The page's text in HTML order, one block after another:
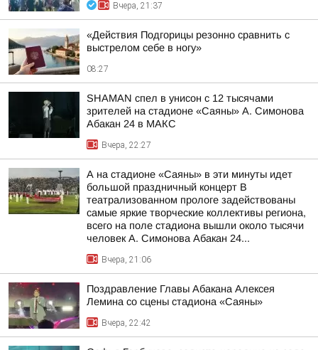
Вчера, 21:37
«Действия Подгорицы резонно сравнить с
выстрелом себе в ногу»
08:27
SHAMAN спел в унисон с 12 тысячами
зрителей на стадионе «Саяны» А. Симонова
Абакан 24 в МАКС
Вчера, 22:27
А на стадионе «Саяны» в эти минуты идет
большой праздничный концерт В
театрализованном прологе задействованы
самые яркие творческие коллективы региона,
всего на поле стадиона вышли около тысячи
человек А. Симонова Абакан 24...
Вчера, 21:06
Поздравление Главы Абакана Алексея
Лемина со сцены стадиона «Саяны»
Вчера, 22:42